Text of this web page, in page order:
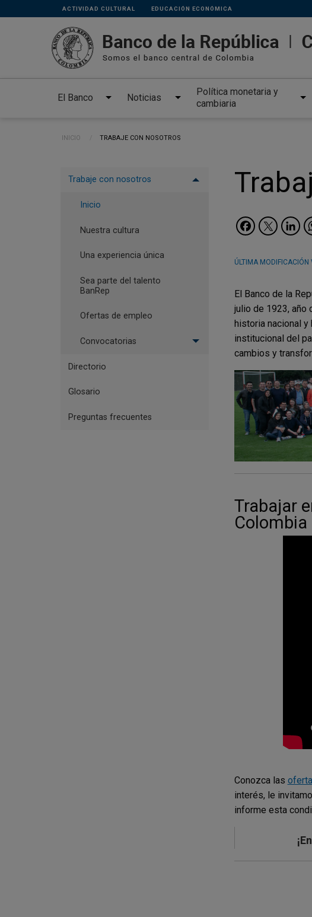
Pasar al contenido principal
Links
secundarios
ACTIVIDAD CULTURAL EDUCACIÓN ECONÓMICA
El Banco Noticias
Política monetaria y
cambiaria
Ruta de navegación
INICIO CURRENT:
TRABAJE CON NOSOTROS
ÚLTIMA MODIFICACIÓN
El Banco de la
julio de 1923, año
historia nacional y
institucional del
cambios y
Trabajar
Colombia
Conozca las
interés, le
informe esta
Menu
con
nosotros
Trabaje con nosotros
Inicio
Nuestra cultura
Una experiencia única
Sea parte del talento
BanRep
Ofertas de empleo
Convocatorias
Directorio
Glosario
Preguntas frecuentes